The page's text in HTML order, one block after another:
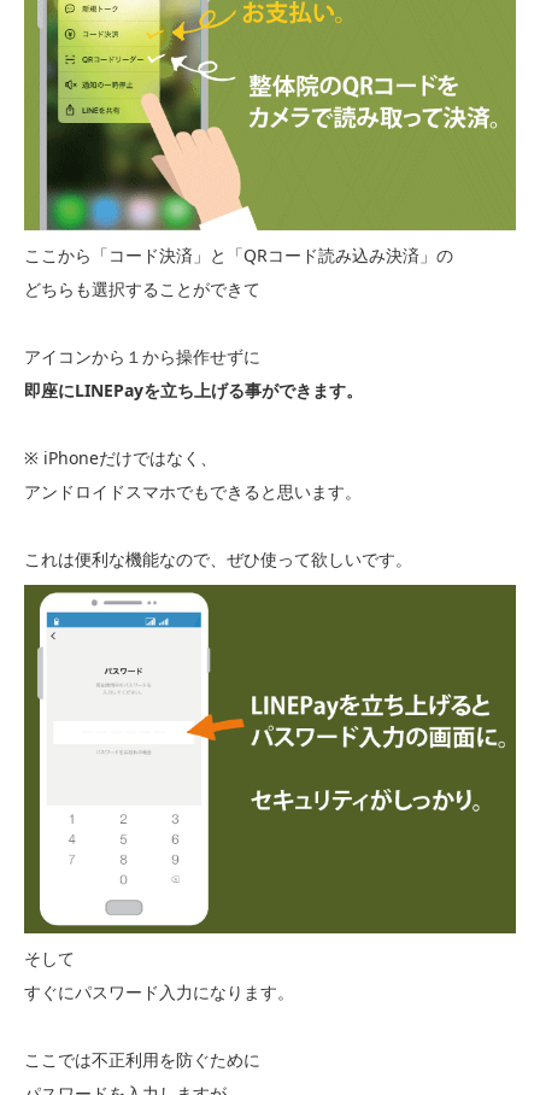
ここから「コード決済」と「QRコード読み込み決済」の
どちらも選択することができて
アイコンから１から操作せずに
即座にLINEPayを立ち上げる事ができます。
※ iPhoneだけではなく、
アンドロイドスマホでもできると思います。
これは便利な機能なので、ぜひ使って欲しいです。
そして
すぐにパスワード入力になります。
ここでは不正利用を防ぐために